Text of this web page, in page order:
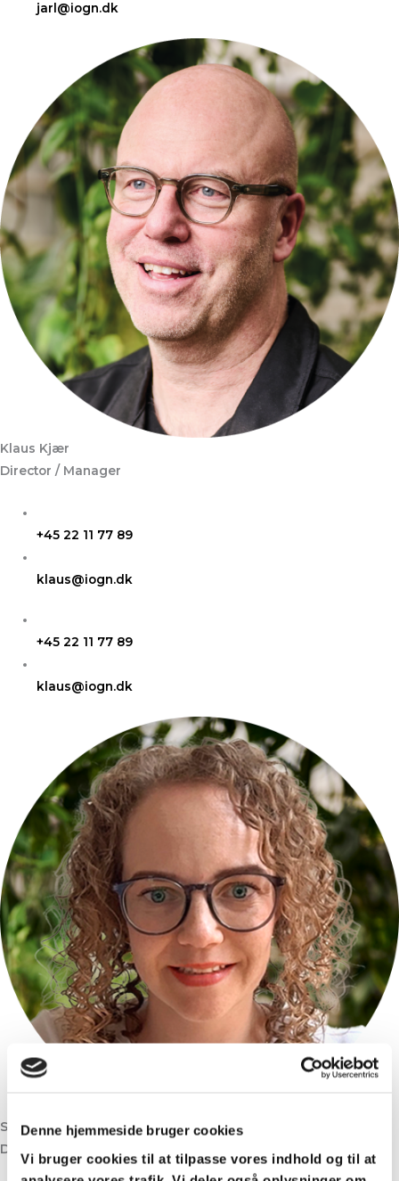
Denne hjemmeside bruger cookies
Vi bruger cookies til at tilpasse vores indhold og til at
jarl@iogn.dk
Klaus Kjær
Director / Manager
+45 22 11 77 89​
klaus@iogn.dk
+45 22 11 77 89​
klaus@iogn.dk
Simone Selin
Digital Marketing Specialist